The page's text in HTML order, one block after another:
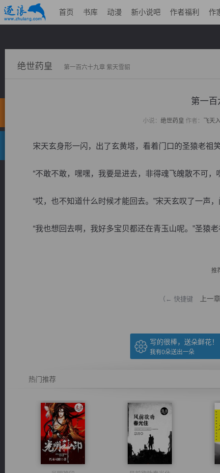
首页 书库 动漫 新小说吧 作者福利 作
绝世药皇 第一百六十九章 紫天雪貂
第一百
小说： 绝世药皇 作者： 飞天
宋天玄身形一闪，出了玄黄塔，看着门口的圣猿老祖笑
“不敢不敢，嘿嘿，我要是进去，非得魂飞魄散不可，
“哎，也不知道什么时候才能回去。”宋天玄叹了一声，
“我也想回去啊，我好多宝贝都还在青玉山呢。”圣猿老
推
（← 快捷键 上一章
写的很棒，送朵鲜花！
我有0朵送出一朵
热门推荐